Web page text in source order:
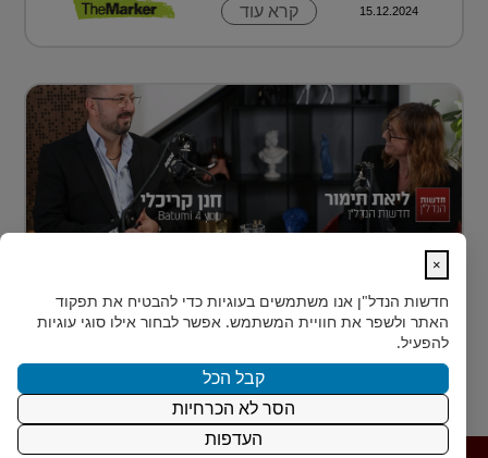
15.12.2024 קרא עוד
הראשון?
רבים מאיתנו הישראלים חולמים על השקעת נדל״ן – אבל
נתקעים בשלב הראשון.
15.12.2024 קרא עוד
×
חדשות הנדל"ן אנו משתמשים בעוגיות כדי להבטיח את תפקוד
האתר ולשפר את חוויית המשתמש. אפשר לבחור אילו סוגי עוגיות
להפעיל.
קבל הכל
הסר לא הכרחיות
העדפות